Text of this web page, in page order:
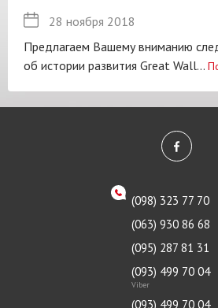
28 ноября 2018
Предлагаем Вашему вниманию
об истории развития Great Wall...
(098) 323 77 70
(063) 930 86 68
(095) 287 81 31
(093) 499 70 04
Viber
(093) 499 70 04